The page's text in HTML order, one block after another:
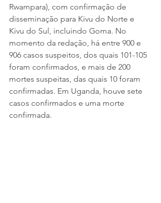
Rwampara), com confirmação de
disseminação para Kivu do Norte e
Kivu do Sul, incluindo Goma. No
momento da redação, há entre 900 e
906 casos suspeitos, dos quais 101-105
foram confirmados, e mais de 200
mortes suspeitas, das quais 10 foram
confirmadas. Em Uganda, houve sete
casos confirmados e uma morte
confirmada.